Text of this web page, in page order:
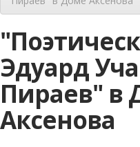
Эдуард
Пираев" в
Аксенова